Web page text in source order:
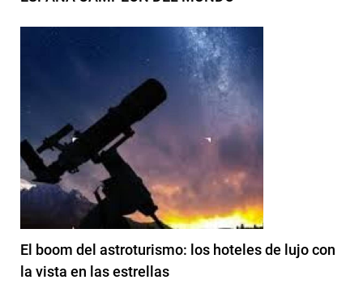
El boom del astroturismo: los hoteles de lujo con
la vista en las estrellas